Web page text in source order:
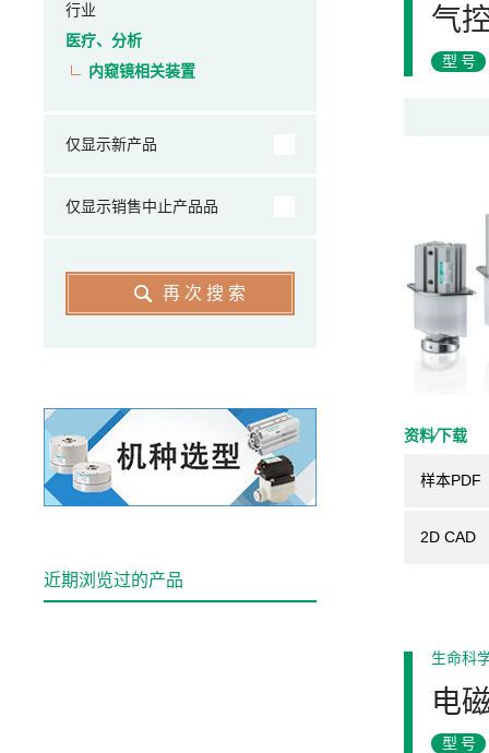
气
型号
资料⁄下载
样本PDF
2D CAD
生命科
电
型号
行业
医疗、分析
内窥镜相关装置
仅显示新产品
仅显示销售中止产品品
再次搜索
近期浏览过的产品